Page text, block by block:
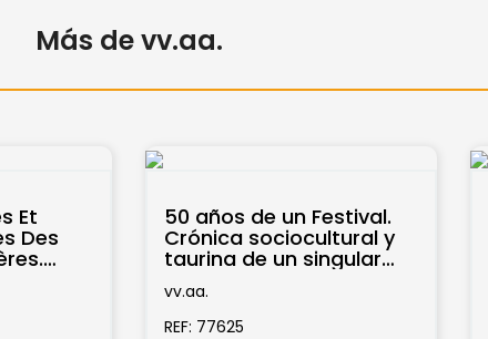
Más de vv.aa.
Et
Des
50 años de un Festival.
Crónica sociocultural y
taurina de un singular
del Club...
vv.aa.
REF: 77625